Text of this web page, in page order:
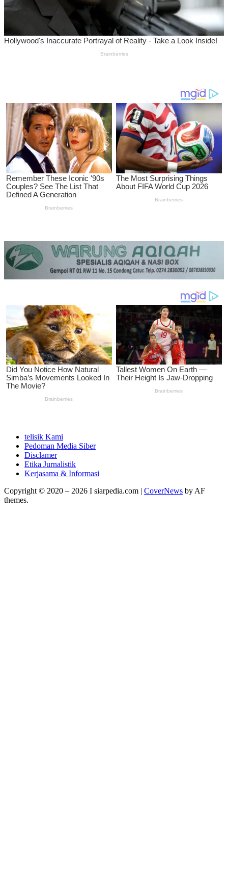
telisik Kami
Pedoman Media Siber
Disclamer
Etika Jurnalistik
Kerjasama & Informasi
Copyright © 2020 – 2026 I siarpedia.com | CoverNews by AF
themes.